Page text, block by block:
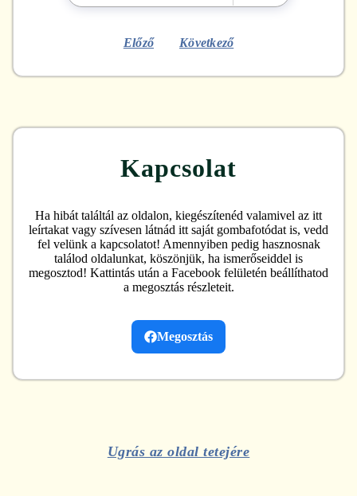
Előző Következő
Kapcsolat
Ha hibát találtál az oldalon, kiegészítenéd valamivel az itt
leírtakat vagy szívesen látnád itt saját gombafotódat is, vedd
fel velünk a kapcsolatot! Amennyiben pedig hasznosnak
találod oldalunkat, köszönjük, ha ismerőseiddel is
megosztod! Kattintás után a Facebook felületén beállíthatod
a megosztás részleteit.
Megosztás
Ugrás az oldal tetejére